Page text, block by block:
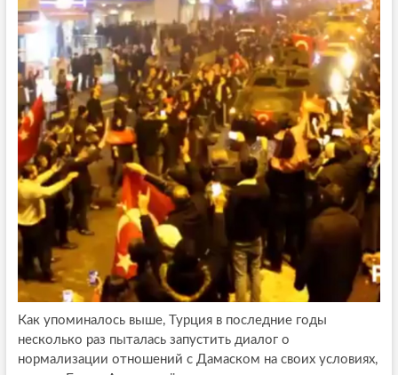
Как упоминалось выше, Турция в последние годы
несколько раз пыталась запустить диалог о
нормализации отношений с Дамаском на своих условиях,